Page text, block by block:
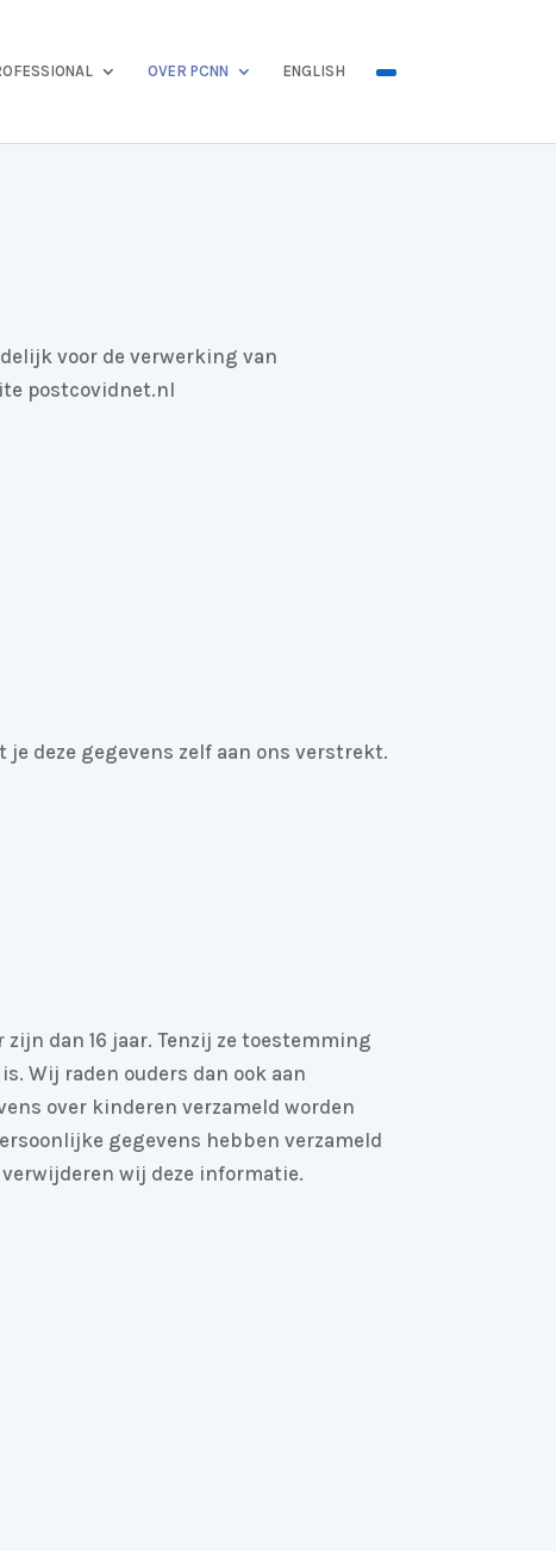
OVER PCNN ENGLISH
voor de verwerking van
postcovidnet.nl
deze gegevens zelf aan ons verstrekt.
dan 16 jaar. Tenzij ze toestemming
Wij raden ouders dan ook aan
over kinderen verzameld worden
gegevens hebben verzameld
wij deze informatie.